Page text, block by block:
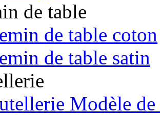
de table
de table coton
de table satin
Modèle de